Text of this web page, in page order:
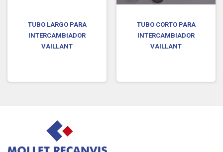
TUBO LARGO PARA
INTERCAMBIADOR
VAILLANT
TUBO CORTO PARA
INTERCAMBIADOR
VAILLANT